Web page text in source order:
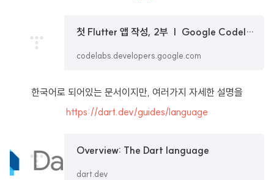
첫 Flutter 앱 작성, 2부 | Google Codelabs
codelabs.developers.google.com
한국어로 되어있는 문서이지만, 여러가지 자세한 설명을
https://dart.dev/guides/language
Overview: The Dart language
dart.dev